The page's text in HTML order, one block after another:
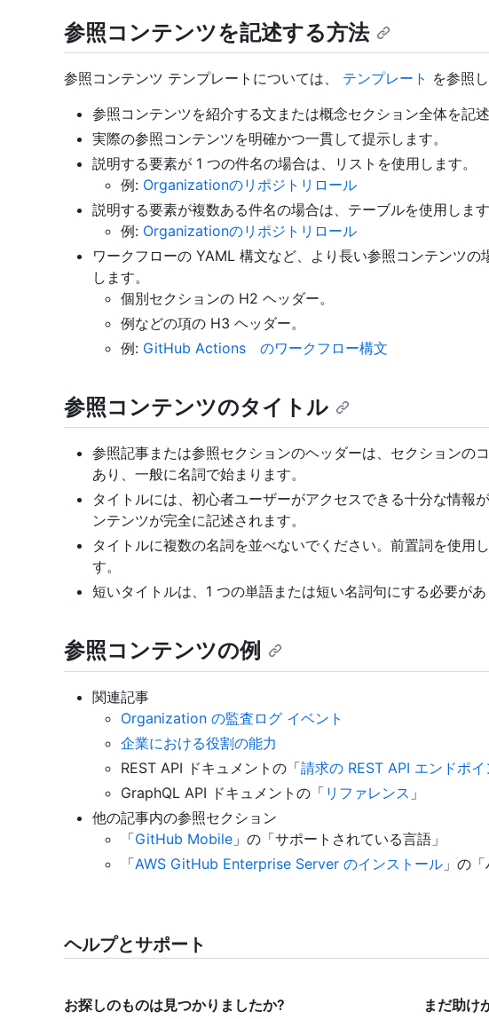
参照コンテンツを記述する方法
参照コンテンツ テンプレートについては、 テンプレート を参照
参照コンテンツを紹介する文または概念セクション全体を記述
実際の参照コンテンツを明確かつ一貫して提示します。
説明する要素が 1 つの件名の場合は、リストを使用します。
例: Organizationのリポジトリロール
説明する要素が複数ある件名の場合は、テーブルを使用します
例: Organizationのリポジトリロール
ワークフローの YAML 構文など、より長い参照コンテンツの
します。
個別セクションの H2 ヘッダー。
例などの項の H3 ヘッダー。
例: GitHub Actions のワークフロー構文
参照コンテンツのタイトル
参照記事または参照セクションのヘッダーは、セクションの
あり、一般に名詞で始まります。
タイトルには、初心者ユーザーがアクセスできる十分な情報
ンテンツが完全に記述されます。
タイトルに複数の名詞を並べないでください。前置詞を使用
す。
短いタイトルは、1 つの単語または短い名詞句にする必要があ
参照コンテンツの例
関連記事
Organization の監査ログ イベント
企業における役割の能力
REST API ドキュメントの「請求の REST API エンドポイ
GraphQL API ドキュメントの「 リファレンス 」
他の記事内の参照セクション
「GitHub Mobile 」の「サポートされている言語」
「AWS GitHub Enterprise Server のインストール 」の
ヘルプとサポート
お探しのものは見つかりましたか? まだ助け